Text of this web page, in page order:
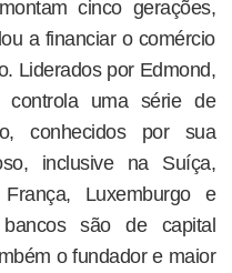
cinco gerações,
a financiar o comércio
Liderados por Edmond,
controla uma série de
conhecidos por sua
inclusive na Suíça,
Luxemburgo e
são de capital
o fundador e maior